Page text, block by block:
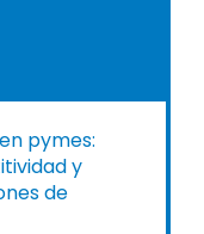
pymes:
y
de